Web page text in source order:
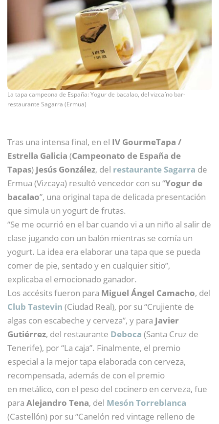
La tapa campeona de España: Yogur de bacalao, del vizcaíno bar-
restaurante Sagarra (Ermua)
Tras una intensa final, en el IV GourmeTapa /
Estrella Galicia (Campeonato de España de
Tapas) Jesús González, del restaurante Sagarra de
Ermua (Vizcaya) resultó vencedor con su “Yogur de
bacalao”, una original tapa de delicada presentación
que simula un yogurt de frutas.
“Se me ocurrió en el bar cuando vi a un niño al salir de
clase jugando con un balón mientras se comía un
yogurt. La idea era elaborar una tapa que se pueda
comer de pie, sentado y en cualquier sitio”,
explicaba el emocionado ganador.
Los accésits fueron para Miguel Ángel Camacho, del
Club Tastevin (Ciudad Real), por su “Crujiente de
algas con escabeche y cerveza”, y para Javier
Gutiérrez, del restaurante Deboca (Santa Cruz de
Tenerife), por “La caja”. Finalmente, el premio
especial a la mejor tapa elaborada con cerveza,
recompensada, además de con el premio
en metálico, con el peso del cocinero en cerveza, fue
para Alejandro Tena, del Mesón Torreblanca
(Castellón) por su “Canelón red vintage relleno de